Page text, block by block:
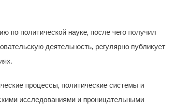
по политической науке, после чего получил
деятельность, регулярно публикует
процессы, политические системы и
исследованиями и проницательными